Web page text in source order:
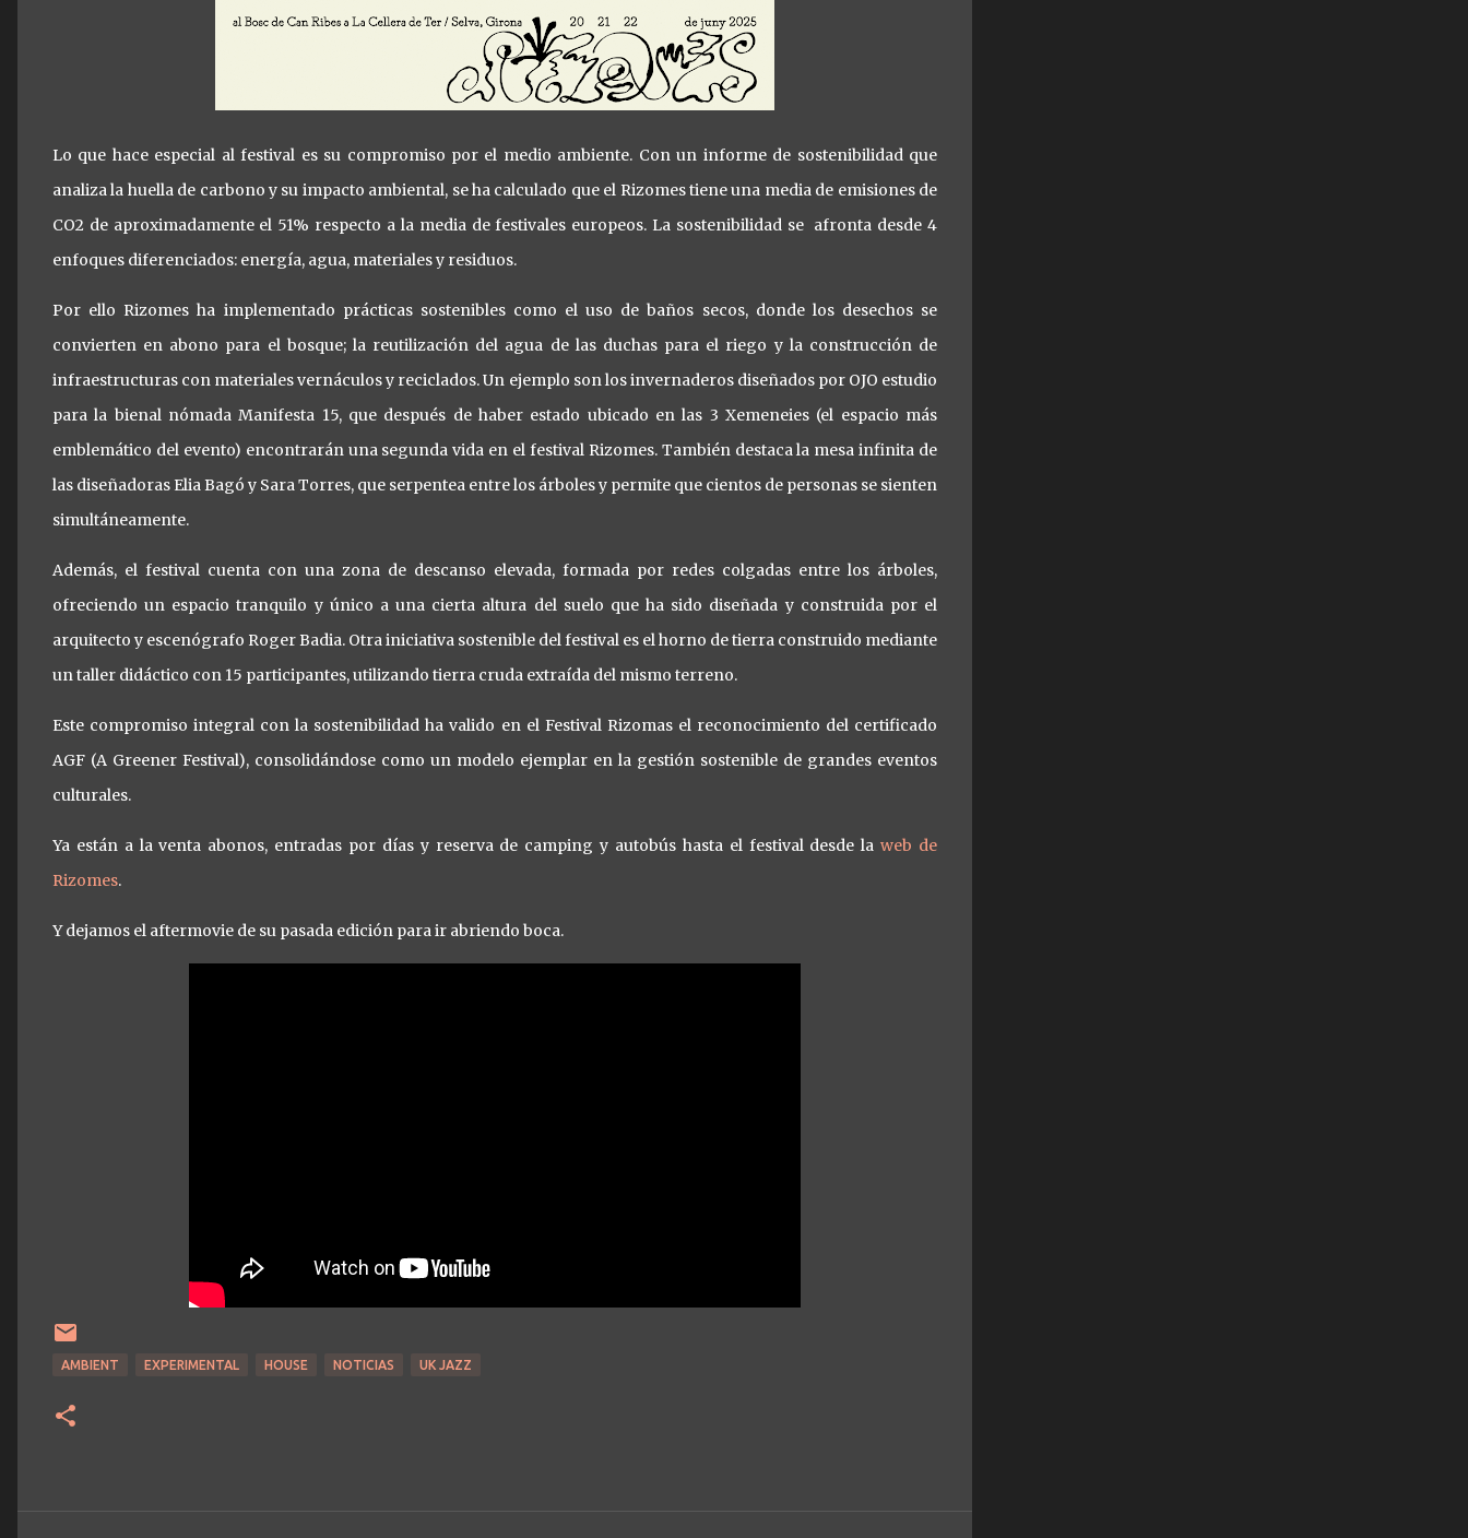
Lo que hace especial al festival es su compromiso por el medio ambiente. Con un informe de sostenibilidad que
analiza la huella de carbono y su impacto ambiental, se ha calculado que el Rizomes tiene una media de emisiones de
CO2 de aproximadamente el 51% respecto a la media de festivales europeos. La sostenibilidad se afronta desde 4
enfoques diferenciados: energía, agua, materiales y residuos.
Por ello Rizomes ha implementado prácticas sostenibles como el uso de baños secos, donde los desechos se
convierten en abono para el bosque; la reutilización del agua de las duchas para el riego y la construcción de
infraestructuras con materiales vernáculos y reciclados. Un ejemplo son los invernaderos diseñados por OJO estudio
para la bienal nómada Manifesta 15, que después de haber estado ubicado en las 3 Xemeneies (el espacio más
emblemático del evento) encontrarán una segunda vida en el festival Rizomes. También destaca la mesa infinita de
las diseñadoras Elia Bagó y Sara Torres, que serpentea entre los árboles y permite que cientos de personas se sienten
simultáneamente.
Además, el festival cuenta con una zona de descanso elevada, formada por redes colgadas entre los árboles,
ofreciendo un espacio tranquilo y único a una cierta altura del suelo que ha sido diseñada y construida por el
arquitecto y escenógrafo Roger Badia. Otra iniciativa sostenible del festival es el horno de tierra construido mediante
un taller didáctico con 15 participantes, utilizando tierra cruda extraída del mismo terreno.
Este compromiso integral con la sostenibilidad ha valido en el Festival Rizomas el reconocimiento del certificado
AGF (A Greener Festival), consolidándose como un modelo ejemplar en la gestión sostenible de grandes eventos
culturales.
Ya están a la venta abonos, entradas por días y reserva de camping y autobús hasta el festival desde laweb de
Rizomes.
Y dejamos el aftermovie de su pasada edición para ir abriendo boca.
AMBIENT EXPERIMENTAL HOUSE NOTICIAS UK JAZZ